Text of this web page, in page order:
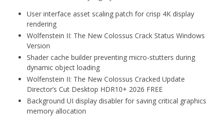
User interface asset scaling patch for crisp 4K display
rendering
Wolfenstein II: The New Colossus Crack Status Windows
Version
Shader cache builder preventing micro-stutters during
dynamic object loading
Wolfenstein II: The New Colossus Cracked Update
Director’s Cut Desktop HDR10+ 2026 FREE
Background UI display disabler for saving critical graphics
memory allocation